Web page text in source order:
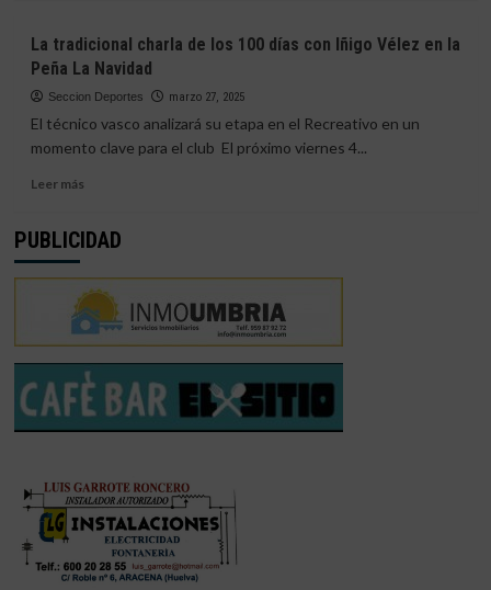
Peña
Recreativista
Navidad
Peña
Recreativista
Navidad
años
pasión
el
Decano
La tradicional charla de los 100 días con Iñigo Vélez en la
Peña La Navidad
Seccion Deportes marzo 27, 2025
El técnico vasco analizará su etapa en el Recreativo en un
momento clave para el club El próximo viernes 4...
Leer másLeer
La
charla
de
los
100
días
con
Iñigo
Vélez
Peña
La
Navidad
PUBLICIDAD